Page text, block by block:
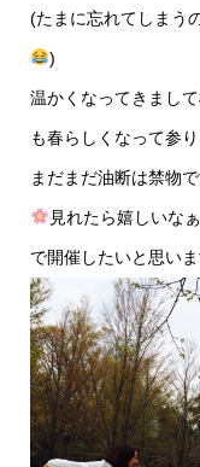
(たまに忘れてしまう
)
温かくなってきまし
も春らしくなって参
まだまだ油断は禁物
見れたら嬉しいな
で開催したいと思い